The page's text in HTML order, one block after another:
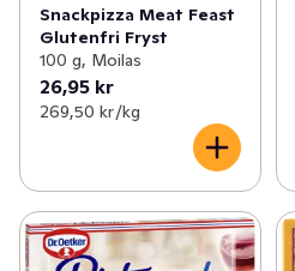
Snackpizza Meat Feast
Glutenfri Fryst
100 g, Moilas
26,95 kr
269,50 kr /kg